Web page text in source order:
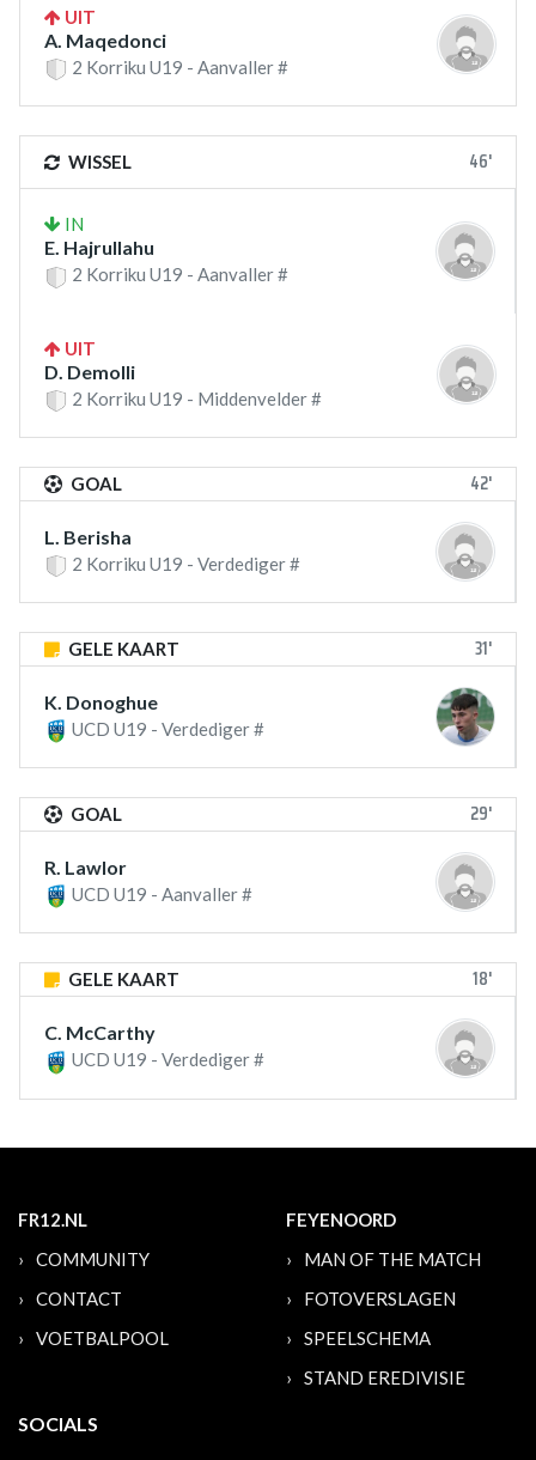
UIT
A. Maqedonci
2 Korriku U19 - Aanvaller #
WISSEL 46'
IN
E. Hajrullahu
2 Korriku U19 - Aanvaller #
UIT
D. Demolli
2 Korriku U19 - Middenvelder #
GOAL 42'
L. Berisha
2 Korriku U19 - Verdediger #
GELE KAART 31'
K. Donoghue
UCD U19 - Verdediger #
GOAL 29'
R. Lawlor
UCD U19 - Aanvaller #
GELE KAART 18'
C. McCarthy
UCD U19 - Verdediger #
FR12.NL
COMMUNITY
CONTACT
VOETBALPOOL
FEYENOORD
MAN OF THE MATCH
FOTOVERSLAGEN
SPEELSCHEMA
STAND EREDIVISIE
SOCIALS